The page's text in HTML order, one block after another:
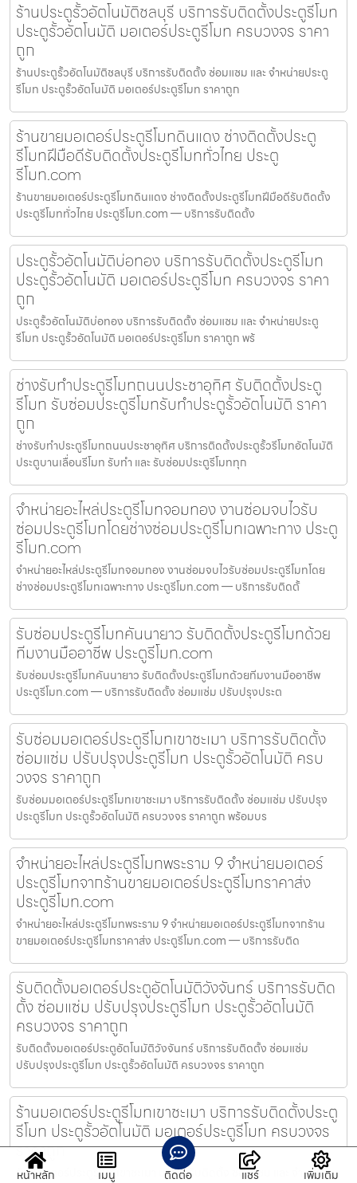
ร้านประตูรั้วอัตโนมัติชลบุรี บริการรับติดตั้งประตูรีโมท
ประตูรั้วอัตโนมัติ มอเตอร์ประตูรีโมท ครบวงจร ราคา
ถูก
ร้านประตูรั้วอัตโนมัติชลบุรี บริการรับติดตั้ง ซ่อมแซม และ จำหน่ายประตู
รีโมท ประตูรั้วอัตโนมัติ มอเตอร์ประตูรีโมท ราคาถูก
ร้านขายมอเตอร์ประตูรีโมทดินแดง ช่างติดตั้งประตู
รีโมทฝีมือดีรับติดตั้งประตูรีโมททั่วไทย ประตู
รีโมท.com
ร้านขายมอเตอร์ประตูรีโมทดินแดง ช่างติดตั้งประตูรีโมทฝีมือดีรับติดตั้ง
ประตูรีโมททั่วไทย ประตูรีโมท.com — บริการรับติดตั้ง
ประตูรั้วอัตโนมัติบ่อทอง บริการรับติดตั้งประตูรีโมท
ประตูรั้วอัตโนมัติ มอเตอร์ประตูรีโมท ครบวงจร ราคา
ถูก
ประตูรั้วอัตโนมัติบ่อทอง บริการรับติดตั้ง ซ่อมแซม และ จำหน่ายประตู
รีโมท ประตูรั้วอัตโนมัติ มอเตอร์ประตูรีโมท ราคาถูก พร้
ช่างรับทำประตูรีโมทถนนประชาอุทิศ รับติดตั้งประตู
รีโมท รับซ่อมประตูรีโมทรับทำประตูรั้วอัตโนมัติ ราคา
ถูก
ช่างรับทำประตูรีโมทถนนประชาอุทิศ บริการติดตั้งประตูรั้วรีโมทอัตโนมัติ
ประตูบานเลื่อนรีโมท รับทำ และ รับซ่อมประตูรีโมททุก
จำหน่ายอะไหล่ประตูรีโมทจอมทอง งานซ่อมจบไวรับ
ซ่อมประตูรีโมทโดยช่างซ่อมประตูรีโมทเฉพาะทาง ประตู
รีโมท.com
จำหน่ายอะไหล่ประตูรีโมทจอมทอง งานซ่อมจบไวรับซ่อมประตูรีโมทโดย
ช่างซ่อมประตูรีโมทเฉพาะทาง ประตูรีโมท.com — บริการรับติดตั้
รับซ่อมประตูรีโมทคันนายาว รับติดตั้งประตูรีโมทด้วย
ทีมงานมืออาชีพ ประตูรีโมท.com
รับซ่อมประตูรีโมทคันนายาว รับติดตั้งประตูรีโมทด้วยทีมงานมืออาชีพ
ประตูรีโมท.com — บริการรับติดตั้ง ซ่อมแซ่ม ปรับปรุงประต
รับซ่อมมอเตอร์ประตูรีโมทเขาชะเมา บริการรับติดตั้ง
ซ่อมแซ่ม ปรับปรุงประตูรีโมท ประตูรั้วอัตโนมัติ ครบ
วงจร ราคาถูก
รับซ่อมมอเตอร์ประตูรีโมทเขาชะเมา บริการรับติดตั้ง ซ่อมแซ่ม ปรับปรุง
ประตูรีโมท ประตูรั้วอัตโนมัติ ครบวงจร ราคาถูก พร้อมบร
จำหน่ายอะไหล่ประตูรีโมทพระราม 9 จำหน่ายมอเตอร์
ประตูรีโมทจากร้านขายมอเตอร์ประตูรีโมทราคาส่ง
ประตูรีโมท.com
จำหน่ายอะไหล่ประตูรีโมทพระราม 9 จำหน่ายมอเตอร์ประตูรีโมทจากร้าน
ขายมอเตอร์ประตูรีโมทราคาส่ง ประตูรีโมท.com — บริการรับติด
รับติดตั้งมอเตอร์ประตูอัตโนมัติวังจันทร์ บริการรับติด
ตั้ง ซ่อมแซ่ม ปรับปรุงประตูรีโมท ประตูรั้วอัตโนมัติ
ครบวงจร ราคาถูก
รับติดตั้งมอเตอร์ประตูอัตโนมัติวังจันทร์ บริการรับติดตั้ง ซ่อมแซ่ม
ปรับปรุงประตูรีโมท ประตูรั้วอัตโนมัติ ครบวงจร ราคาถูก
ร้านมอเตอร์ประตูรีโมทเขาชะเมา บริการรับติดตั้งประตู
รีโมท ประตูรั้วอัตโนมัติ มอเตอร์ประตูรีโมท ครบวงจร
ราคาถูก
ร้านมอเตอร์ประตูรีโมทเขาชะเมา บริการรับติดตั้ง ซ่อมแซม และ จำหน่าย
หน้าหลัก เมนู ติดต่อ แชร์ เพิ่มเติม